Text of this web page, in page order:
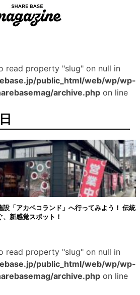
read property "slug" on null in
public_html/web/wp/wp-
archive.php on line
設「アカベコランド」へ行ってみよう！ 伝統
新感覚スポット！
read property "slug" on null in
public_html/web/wp/wp-
archive.php on line